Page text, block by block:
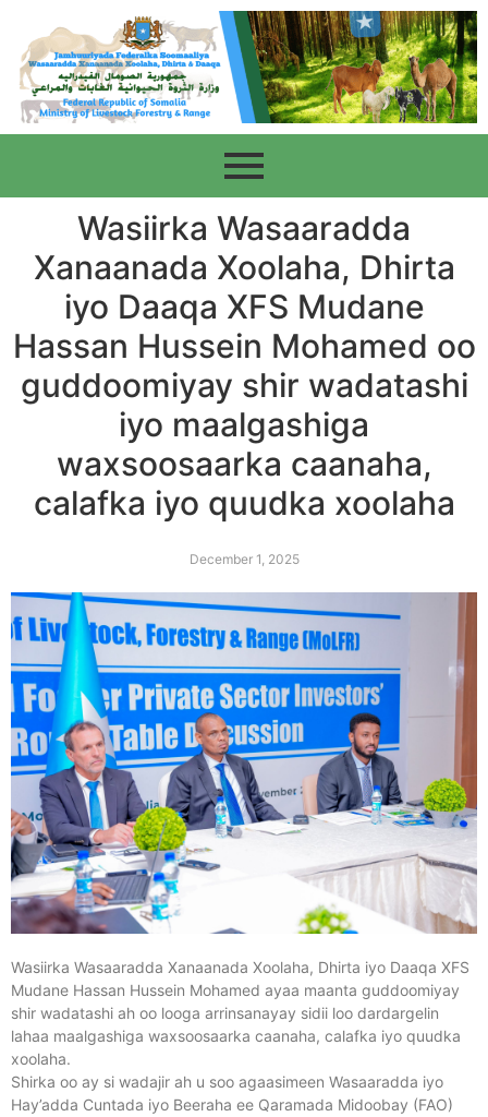
Wasiirka Wasaaradda
Xanaanada Xoolaha, Dhirta
iyo Daaqa XFS Mudane
Hassan Hussein Mohamed oo
guddoomiyay shir wadatashi
iyo maalgashiga
waxsoosaarka caanaha,
calafka iyo quudka xoolaha
December 1, 2025
Wasiirka Wasaaradda Xanaanada Xoolaha, Dhirta iyo Daaqa XFS
Mudane Hassan Hussein Mohamed ayaa maanta guddoomiyay
shir wadatashi ah oo looga arrinsanayay sidii loo dardargelin
lahaa maalgashiga waxsoosaarka caanaha, calafka iyo quudka
xoolaha.
Shirka oo ay si wadajir ah u soo agaasimeen Wasaaradda iyo
Hay’adda Cuntada iyo Beeraha ee Qaramada Midoobay (FAO)